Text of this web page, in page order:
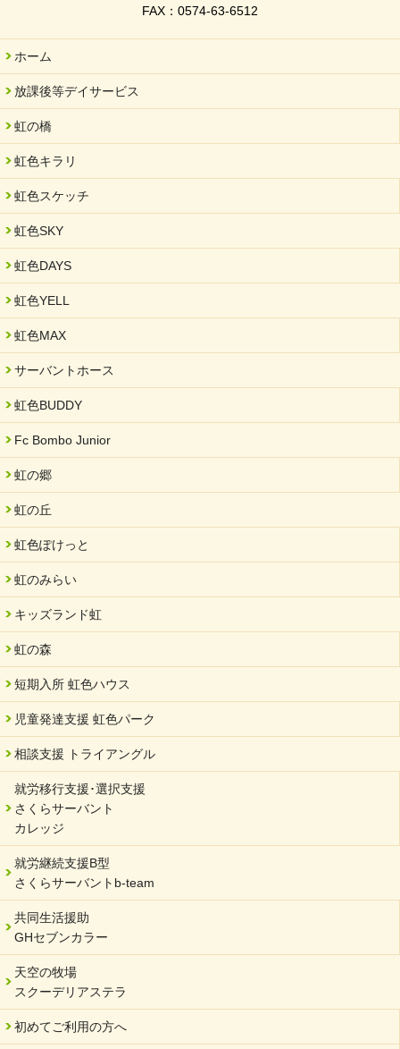
FAX：0574-63-6512
ホーム
放課後等デイサービス
虹の橋
虹色キラリ
虹色スケッチ
虹色SKY
虹色DAYS
虹色YELL
虹色MAX
サーバントホース
虹色BUDDY
Fc Bombo Junior
虹の郷
虹の丘
虹色ぽけっと
虹のみらい
キッズランド虹
虹の森
短期入所 虹色ハウス
児童発達支援 虹色パーク
相談支援 トライアングル
就労移行支援･選択支援
さくらサーバント
カレッジ
就労継続支援B型
さくらサーバントb-team
共同生活援助
GHセブンカラー
天空の牧場
スクーデリアステラ
初めてご利用の方へ